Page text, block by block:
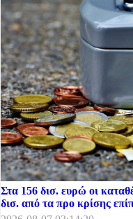
Στα 156 δισ. ευρώ οι
δισ. από τα προ κρίσης